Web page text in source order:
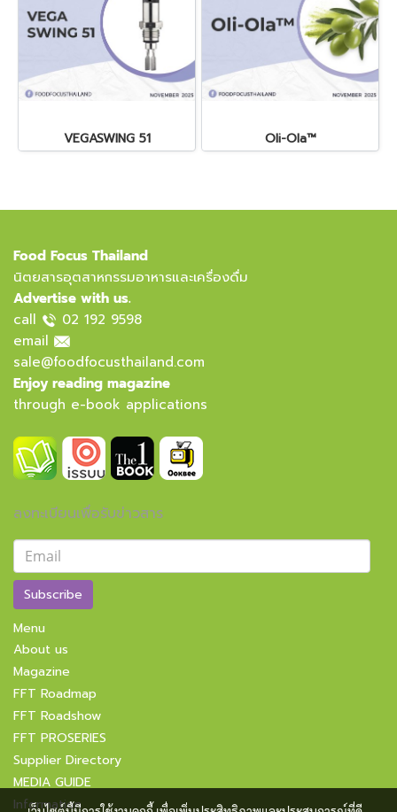
VEGASWING 51 Oli-Ola™
Food Focus Thailand
นิตยสารอุตสาหกรรมอาหารและเครื่องดื่ม
Advertise with us.
call
02 192 9598
email
sale@foodfocusthailand.com
Enjoy reading magazine
through e-book applications
ลงทะเบียนเพื่อรับข่าวสาร
Subscribe
Menu
About us
Magazine
FFT Roadmap
FFT Roadshow
FFT PROSERIES
Supplier Directory
MEDIA GUIDE
Information